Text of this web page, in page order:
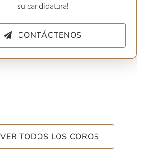
su candidatura!
CONTÁCTENOS
VER TODOS LOS COROS